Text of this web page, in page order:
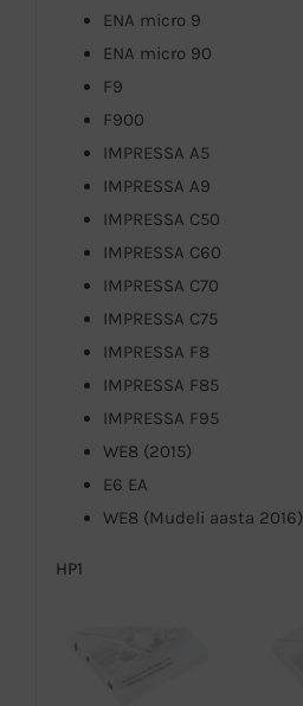
ENA micro 9
ENA micro 90
F9
F900
IMPRESSA A5
IMPRESSA A9
IMPRESSA C50
IMPRESSA C60
IMPRESSA C70
IMPRESSA C75
IMPRESSA F8
IMPRESSA F85
IMPRESSA F95
WE8 (2015)
E6 EA
WE8 (Mudeli aasta 2016)
HP1